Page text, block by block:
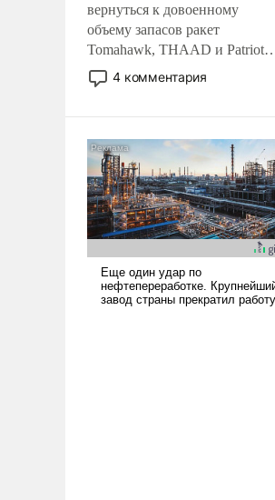
вернуться к довоенному
объему запасов ракет
Tomahawk, THAAD и Patriot
США потребуется более трех
лет. Даже небольшая война с
Сложившаяся ситуация
означает многолетний период
уязвимости США, например,
перед Китаем.
4 комментария